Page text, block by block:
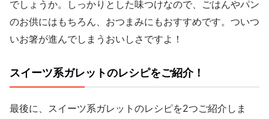
でしょうか。しっかりとした味つけなので、ごはんやパン
のお供にはもちろん、おつまみにもおすすめです。ついつ
いお箸が進んでしまうおいしさですよ！
スイーツ系ガレットのレシピをご紹介！
最後に、スイーツ系ガレットのレシピを2つご紹介しま